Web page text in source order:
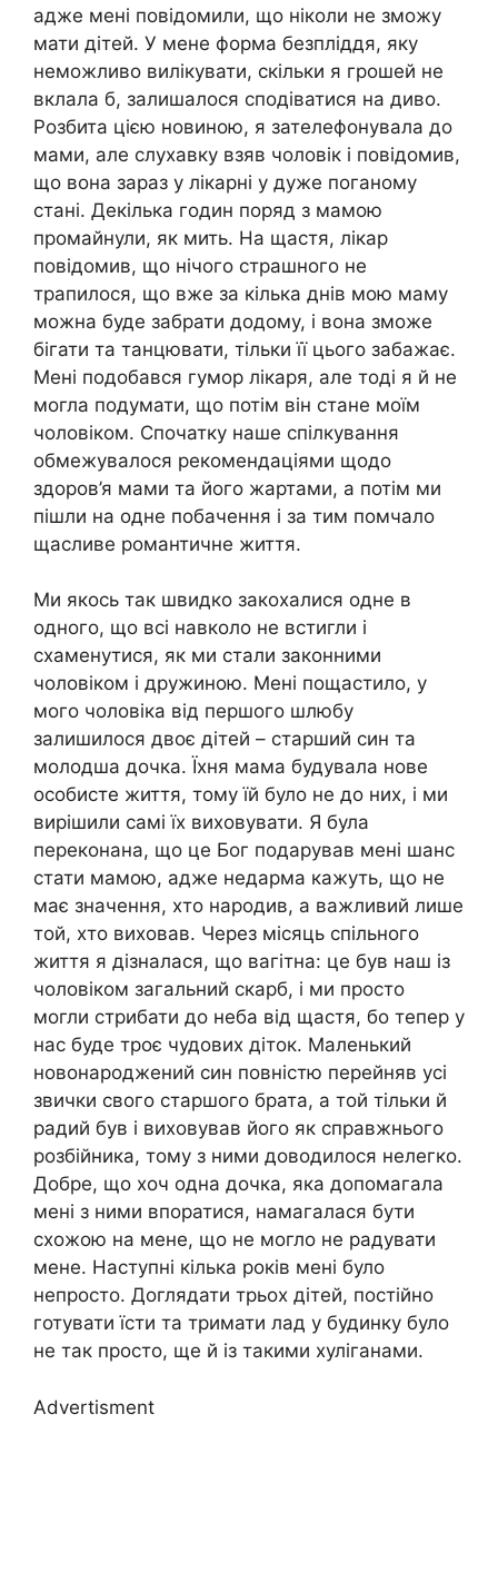
адже мені повідомили, що ніколи не зможу
мати дітей. У мене форма безпліддя, яку
неможливо вилікувати, скільки я грошей не
вклала б, залишалося сподіватися на диво.
Розбита цією новиною, я зателефонувала до
мами, але слухавку взяв чоловік і повідомив,
що вона зараз у лікарні у дуже поганому
стані. Декілька годин поряд з мамою
промайнули, як мить. На щастя, лікар
повідомив, що нічого страшного не
трапилося, що вже за кілька днів мою маму
можна буде забрати додому, і вона зможе
бігати та танцювати, тільки її цього забажає.
Мені подобався гумор лікаря, але тоді я й не
могла подумати, що потім він стане моїм
чоловіком. Спочатку наше спілкування
обмежувалося рекомендаціями щодо
здоров’я мами та його жартами, а потім ми
пішли на одне побачення і за тим помчало
щасливе романтичне життя.
Ми якось так швидко закохалися одне в
одного, що всі навколо не встигли і
схаменутися, як ми стали законними
чоловіком і дружиною. Мені пощастило, у
мого чоловіка від першого шлюбу
залишилося двоє дітей – старший син та
молодша дочка. Їхня мама будувала нове
особисте життя, тому їй було не до них, і ми
вирішили самі їх виховувати. Я була
переконана, що це Бог подарував мені шанс
стати мамою, адже недарма кажуть, що не
має значення, хто народив, а важливий лише
той, хто виховав. Через місяць спільного
життя я дізналася, що вагітна: це був наш із
чоловіком загальний скарб, і ми просто
могли стрибати до неба від щастя, бо тепер у
нас буде троє чудових діток. Маленький
новонароджений син повністю перейняв усі
звички свого старшого брата, а той тільки й
радий був і виховував його як справжнього
розбійника, тому з ними доводилося нелегко.
Добре, що хоч одна дочка, яка допомагала
мені з ними впоратися, намагалася бути
схожою на мене, що не могло не радувати
мене. Наступні кілька років мені було
непросто. Доглядати трьох дітей, постійно
готувати їсти та тримати лад у будинку було
не так просто, ще й із такими хуліганами.
Advertisment